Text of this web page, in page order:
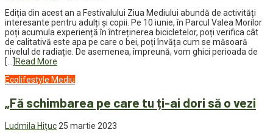
Ediția din acest an a Festivalului Ziua Mediului abundă de activități
interesante pentru adulți și copii. Pe 10 iunie, în Parcul Valea Morilor
poți acumula experiență în întreținerea bicicletelor, poți verifica cât
de calitativă este apa pe care o bei, poți învăța cum se măsoară
nivelul de radiație. De asemenea, împreună, vom ghici perioada de
[…]
Read More
Ecolifestyle Mediu
„Fă schimbarea pe care tu ți-ai dori să o vezi
Ludmila Hițuc 25 martie 2023